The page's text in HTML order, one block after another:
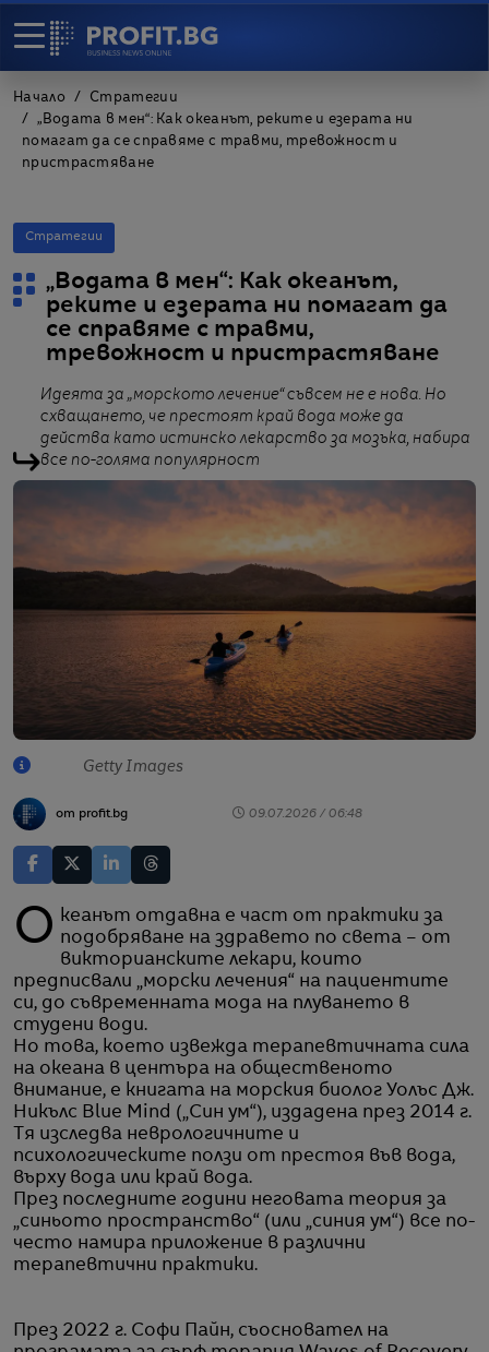
Начало
Стратегии
„Водата в мен“: Как океанът, реките и езерата ни
помагат да се справяме с травми, тревожност и
пристрастяване
Стратегии
„Водата в мен“: Как океанът,
реките и езерата ни помагат да
се справяме с травми,
тревожност и пристрастяване
Идеята за „морското лечение“ съвсем не е нова. Но
схващането, че престоят край вода може да
действа като истинско лекарство за мозъка, набира
все по-голяма популярност
Getty Images
от profit.bg 09.07.2026 / 06:48
Океанът отдавна е част от практики за подобряване на здравето по света – от
викторианските лекари, които
предписвали „морски лечения“ на пациентите
си, до съвременната мода на плуването в
студени води.
Но това, което извежда терапевтичната сила
на океана в центъра на общественото
внимание, е книгата на морския биолог Уолъс Дж.
Никълс Blue Mind („Син ум“), издадена през 2014 г.
Тя изследва неврологичните и
психологическите ползи от престоя във вода,
върху вода или край вода.
През последните години неговата теория за
„синьото пространство“ (или „синия ум“) все по-
често намира приложение в различни
терапевтични практики.
През 2022 г. Софи Пайн, съосновател на